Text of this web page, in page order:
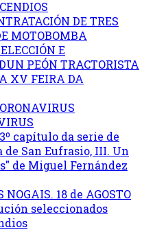
DE TRES
MOTOBOMBA
E
PEÓN TRACTORISTA
XV FEIRA DA
capítulo da serie de
de San Eufrasio, III. Un
de Miguel Fernández
NOGAIS. 18 de AGOSTO
seleccionados